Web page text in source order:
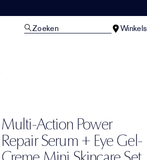
Zoeken Winkels
Multi-Action Power
Repair Serum + Eye Gel-